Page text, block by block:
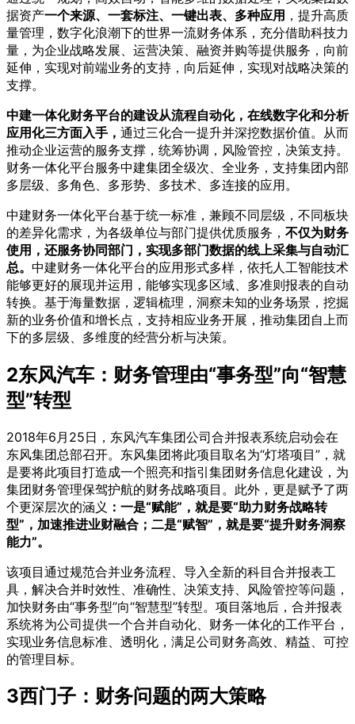
据资产一个来源、一套标注、一键出表、多种应用 ，提升高质
量管理，数字化浪潮下的世界一流财务体系，充分借助科技力
量，为企业战略发展、运营决策、融资并购等提供服务，向前
延伸，实现对前端业务的支持，向后延伸，实现对战略决策的
支撑。
中建一体化财务平台的建设从流程自动化，在线数字化和分析
应用化三方面入手， 通过三化合一提升并深挖数据价值。从而
推动企业运营的服务支撑，统筹协调，风险管控，决策支持。
财务一体化平台服务中建集团全级次、全业务，支持集团内部
多层级、多角色、多形势、多技术、多连接的应用。
中建财务一体化平台基于统一标准，兼顾不同层级，不同板块
的差异化需求，为各级单位与部门提供优质服务， 不仅为财务
使用，还服务协同部门，实现多部门数据的线上采集与自动汇
总。 中建财务一体化平台的应用形式多样，依托人工智能技术
能够更好的展现并运用，能够实现多区域、多准则报表的自动
转换。基于海量数据，逻辑梳理，洞察未知的业务场景，挖掘
新的业务价值和增长点，支持相应业务开展，推动集团自上而
下的多层级、多维度的经营分析与决策。
2东风汽车：财务管理由“事务型”向“智慧
型”转型
2018年6月25日，东风汽车集团公司合并报表系统启动会在
东风集团总部召开。东风集团将此项目取名为“灯塔项目”，就
是要将此项目打造成一个照亮和指引集团财务信息化建设，为
集团财务管理保驾护航的财务战略项目。此外，更是赋予了两
个更深层次的涵义 ：一是“赋能”，就是要“助力财务战略转
型”，加速推进业财融合；二是“赋智”，就是要“提升财务洞察
能力”。
该项目通过规范合并业务流程、导入全新的科目合并报表工
具，解决合并时效性、准确性、决策支持、风险管控等问题，
加快财务由“事务型”向“智慧型”转型。项目落地后，合并报表
系统将为公司提供一个合并自动化、财务一体化的工作平台，
实现业务信息标准、透明化，满足公司财务高效、精益、可控
的管理目标。
3西门子：财务问题的两大策略